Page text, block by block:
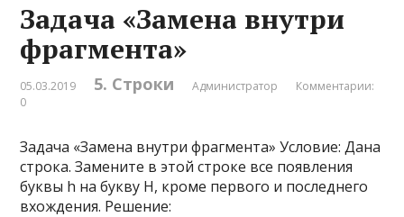
Задача «Замена внутри
фрагмента»
05.03.2019 5. Строки Администратор
Комментарии:
0
Задача «Замена внутри фрагмента» Условие: Дана
строка. Замените в этой строке все появления
буквы h на букву H, кроме первого и последнего
вхождения. Решение: